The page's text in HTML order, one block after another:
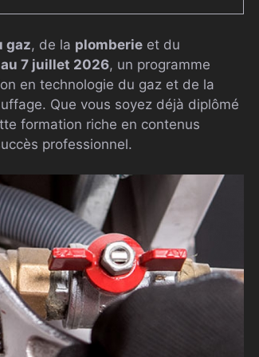
gaz, de la plomberie et du
7 juillet 2026, un programme
en technologie du gaz et de la
Que vous soyez déjà diplômé
formation riche en contenus
professionnel.